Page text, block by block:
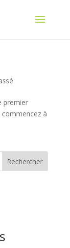
premier
à
Rechercher